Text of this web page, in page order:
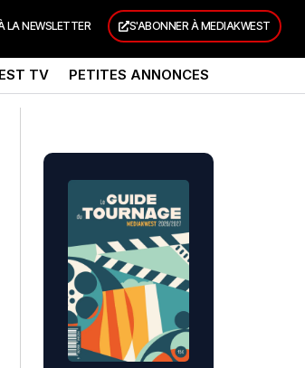
LA NEWSLETTER S'ABONNER À MEDIAKWEST
TV PETITES ANNONCES